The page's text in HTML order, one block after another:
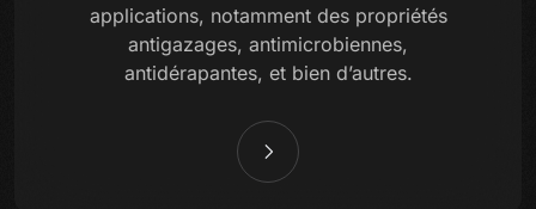
applications, notamment des propriétés
antigazages, antimicrobiennes,
antidérapantes, et bien d’autres.